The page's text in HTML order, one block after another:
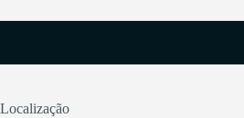
Localização